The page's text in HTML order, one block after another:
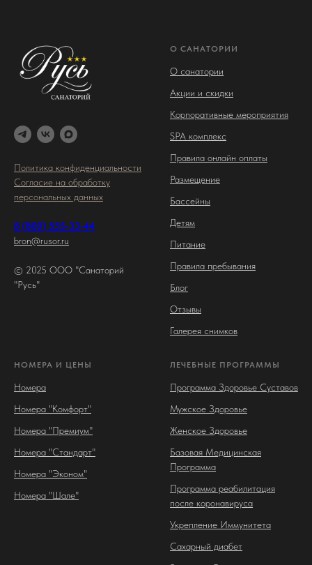
Политика конфиденциальности
Согласие на обработку
персональных данных
8 (800) 555-33-44
bron@rusor.ru
© 2025 ООО "Санаторий
"Русь"
О САНАТОРИИ
О санатории
Акции и скидки
Корпоративные мероприятия
SPA комплекс
Правила онлайн оплаты
Размещение
Бассейны
Детям
Питание
Правила пребывания
Блог
Отзывы
Галерея снимков
НОМЕРА И ЦЕНЫ
Номера
Номера "Комфорт"
Номера "Премиум"
Номера "Стандарт"
Номера "Эконом"
Номера "Шале"
ЛЕЧЕБНЫЕ ПРОГРАММЫ
Программа Здоровье Суставов
Мужское Здоровье
Женское Здоровье
Базовая Медицинская
Программа
Программа реабилитация
после коронавируса
Укрепление Иммунитета
Сахарный диабет